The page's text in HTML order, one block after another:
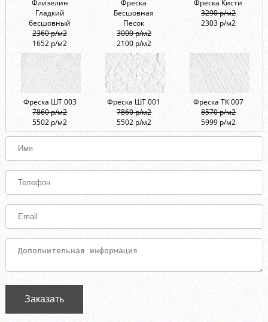
Флизелин
Гладкий
бесшовный
2360 р/м2
1652 р/м2
Фреска
Бесшовная
Песок
3000 р/м2
2100 р/м2
Фреска Кисти
3290 р/м2
2303 р/м2
Фреска ШТ 003
7860 р/м2
5502 р/м2
Фреска ШТ 001
7860 р/м2
5502 р/м2
Фреска ТК 007
8570 р/м2
5999 р/м2
Заказать